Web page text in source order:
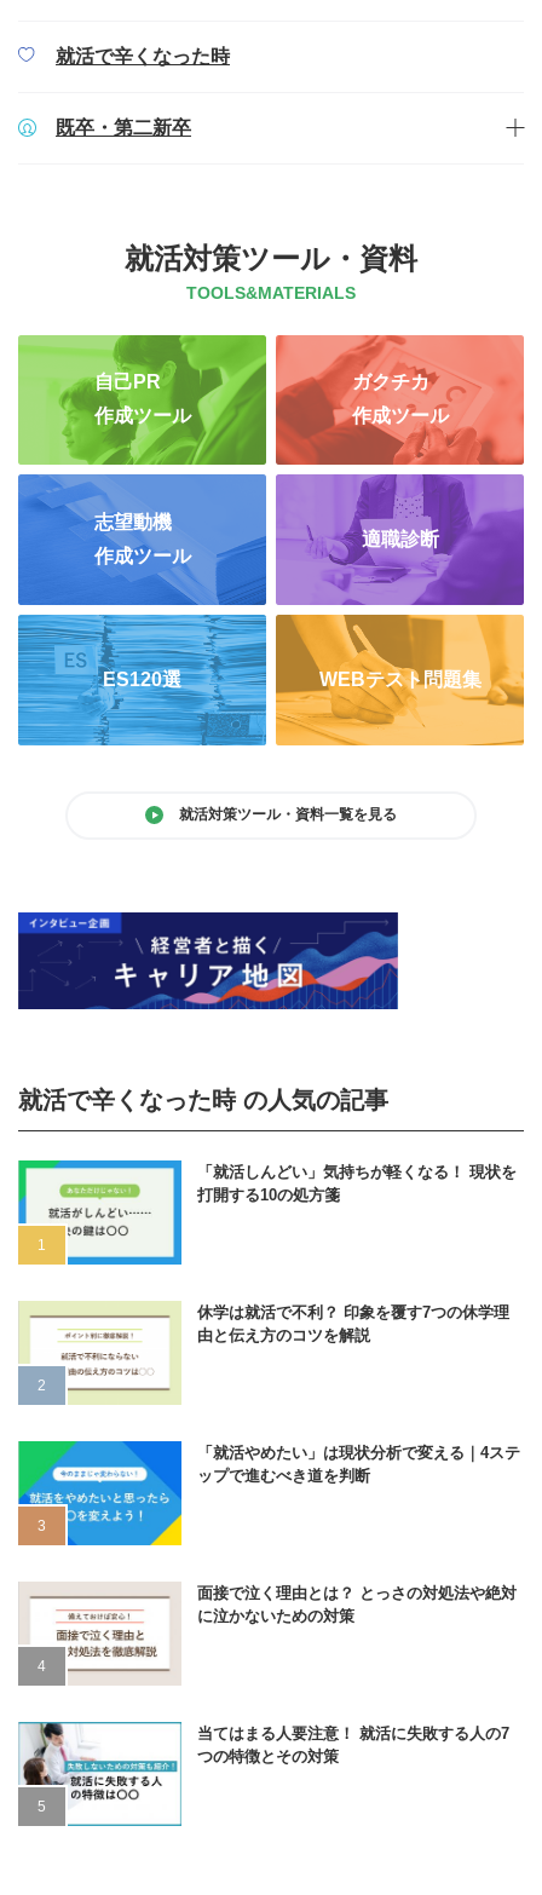
就活で辛くなった時
既卒・第二新卒
就活対策ツール・資料
TOOLS&MATERIALS
自己PR
作成ツール
ガクチカ
作成ツール
志望動機
作成ツール
適職診断
ES120選 WEBテスト問題集
就活対策ツール・資料一覧を見る
就活で辛くなった時 の人気の記事
「就活しんどい」気持ちが軽くなる！ 現状を
打開する10の処方箋
休学は就活で不利？ 印象を覆す7つの休学理
由と伝え方のコツを解説
「就活やめたい」は現状分析で変える｜4ステ
ップで進むべき道を判断
面接で泣く理由とは？ とっさの対処法や絶対
に泣かないための対策
当てはまる人要注意！ 就活に失敗する人の7
つの特徴とその対策